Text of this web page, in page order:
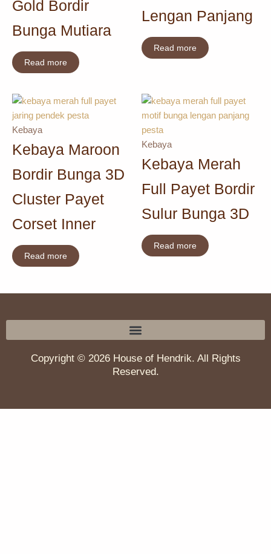
Gold Bordir
Bunga Mutiara
Read more
Lengan Panjang
Read more
Kebaya
Kebaya Maroon
Bordir Bunga 3D
Cluster Payet
Corset Inner
Read more
Kebaya
Kebaya Merah
Full Payet Bordir
Sulur Bunga 3D
Read more
Copyright © 2026 House of Hendrik. All Rights
Reserved.